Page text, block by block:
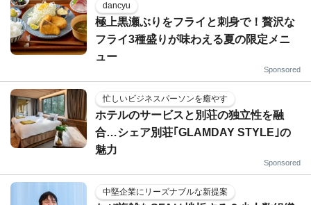
dancyu
極上黒瀬ぶりをフライと刺身で！贅沢な
フライ3種盛りが味わえる夏の限定メニ
ュー
Sponsored
忙しいビジネスパーソンを癒やす
ホテルのサービスと別荘の独立性を融
合…シェア別荘｢GLAMDAY STYLE｣の
魅力
Sponsored
中堅企業にリーズナブルな新提案